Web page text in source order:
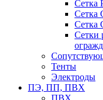
Сетки
Тенты
Электроды
ПЭ, ПП, ПВХ
ПВХ